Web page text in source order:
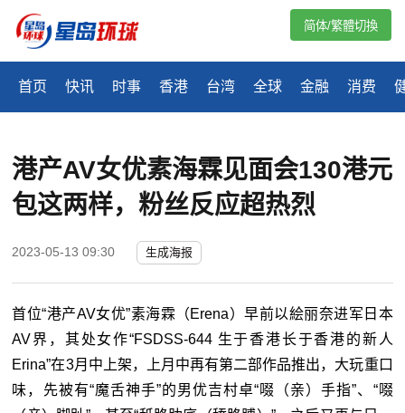
首页 快讯 时事 香港 台湾 全球 金融 消费
简体/繁體切換
港产AV女优素海霖见面会130港元
包这两样，粉丝反应超热烈
2023-05-13 09:30 生成海报
首位“港产AV女优”素海霖（Erena）早前以絵丽奈进军日本
AV界，其处女作“FSDSS-644 生于香港长于香港的新人
Erina”在3月中上架，上月中再有第二部作品推出，大玩重口
味，先被有“魔舌神手”的男优吉村卓“啜（亲）手指”、“啜